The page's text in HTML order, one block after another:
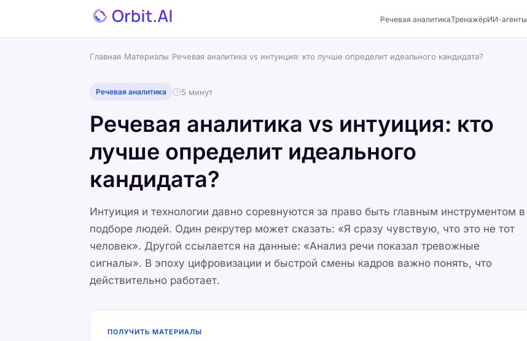
Речевая аналитикаТренажёрИИ-агенты
Главная Материалы Речевая аналитика vs интуиция: кто лучше определит идеального кандидата?
Речевая аналитика 5 минут
Речевая аналитика vs интуиция: кто
лучше определит идеального
кандидата?
Интуиция и технологии давно соревнуются за право быть главным инструментом в
подборе людей. Один рекрутер может сказать: «Я сразу чувствую, что это не тот
человек». Другой ссылается на данные: «Анализ речи показал тревожные
сигналы». В эпоху цифровизации и быстрой смены кадров важно понять, что
действительно работает.
ПОЛУЧИТЬ МАТЕРИАЛЫ